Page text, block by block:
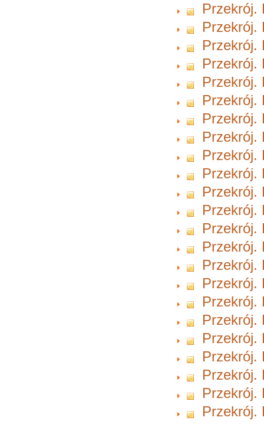
Przekrój.
Przekrój.
Przekrój.
Przekrój.
Przekrój.
Przekrój.
Przekrój.
Przekrój.
Przekrój.
Przekrój.
Przekrój.
Przekrój.
Przekrój.
Przekrój.
Przekrój.
Przekrój.
Przekrój.
Przekrój.
Przekrój.
Przekrój.
Przekrój.
Przekrój.
Przekrój.